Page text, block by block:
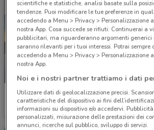
Costa Crociere
Scade domani 3.1 km Scade il
scientifiche e statistiche, analisi basate sulla
tendenze. Puoi modificare le tue preferenze in
accedendo a Menu > Privacy >
nostra App. Cosa succede se rifiuti: Continuerai a
pubblicitari, ma riguarderanno argomenti generici
saranno rilevanti per i tuoi interessi. Potrai sempre
accedendo a Menu > Privacy >
nostra App.
Noi e i nostri partner trattiamo i dati
Utilizzare dati di geolocalizzazione precisi.
caratteristiche del dispositivo ai fini
informazioni su dispositivo e/o accedervi.
personalizzati, misurazione delle prestazioni dei
annunci, ricerche sul pubblico, sviluppo di servizi.